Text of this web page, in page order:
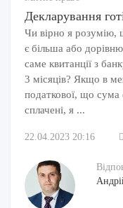
Декларування
Чи вірно я розумію,
є більша або
саме квитанції з
3 місяців? Якщо в
податкової, що сума
сплачені, я ...
22.04.2023 20:16